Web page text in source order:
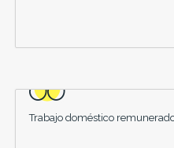
Trabajo doméstico